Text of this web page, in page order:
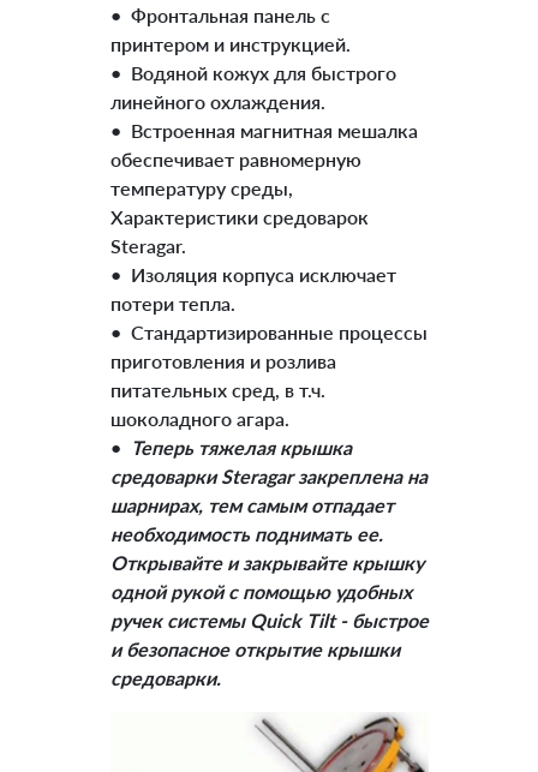
• Фронтальная панель с
принтером и инструкцией.
• Водяной кожух для быстрого
линейного охлаждения.
• Встроенная магнитная мешалка
обеспечивает равномерную
температуру среды,
Характеристики средоварок
Steragar.
• Изоляция корпуса исключает
потери тепла.
• Стандартизированные процессы
приготовления и розлива
питательных сред, в т.ч.
шоколадного агара.
• Теперь тяжелая крышка
средоварки Steragar закреплена на
шарнирах, тем самым отпадает
необходимость поднимать ее.
Открывайте и закрывайте крышку
одной рукой с помощью удобных
ручек системы Quick Tilt - быстрое
и безопасное открытие крышки
cредоварки.